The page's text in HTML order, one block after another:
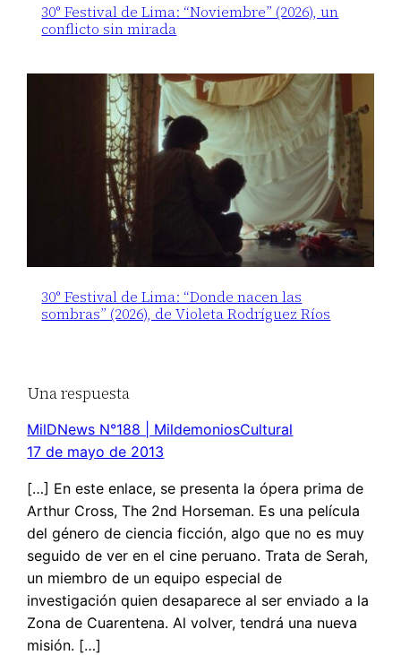
30° Festival de Lima: “Noviembre” (2026), un
conflicto sin mirada
30° Festival de Lima: “Donde nacen las
sombras” (2026), de Violeta Rodríguez Ríos
Una respuesta
MilDNews N°188 | MildemoniosCultural
17 de mayo de 2013
[…] En este enlace, se presenta la ópera prima de
Arthur Cross, The 2nd Horseman. Es una película
del género de ciencia ficción, algo que no es muy
seguido de ver en el cine peruano. Trata de Serah,
un miembro de un equipo especial de
investigación quien desaparece al ser enviado a la
Zona de Cuarentena. Al volver, tendrá una nueva
misión. […]